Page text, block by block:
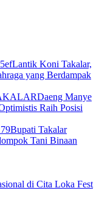
Lantik Koni Takalar,
yang Berdampak
Daeng Manye
Raih Posisi
Bupati Takalar
Tani Binaan
di Cita Loka Fest